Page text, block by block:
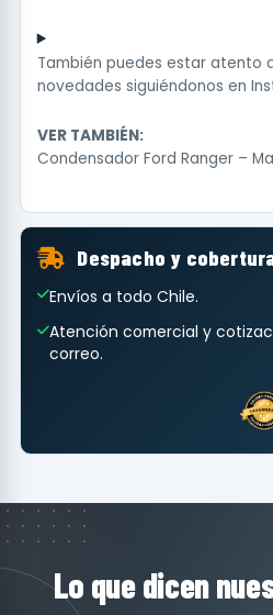
También puedes estar atento
novedades siguiéndonos en
VER TAMBIÉN:
Condensador Ford Ranger –
Despacho y
Envíos a todo Chile.
Atención comercial y
correo.
Lo que dicen